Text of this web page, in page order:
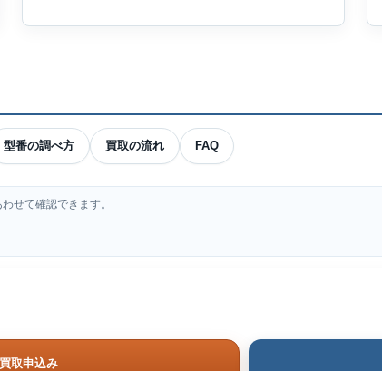
型番の調べ方 買取の流れ FAQ
せて確認できます。
取申込み